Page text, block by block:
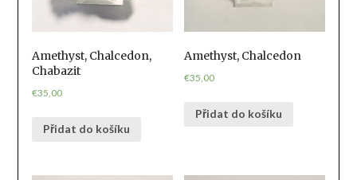
Amethyst, Chalcedon,
Chabazit
€35,00
Přidat do košíku
Amethyst, Chalcedon
€35,00
Přidat do košíku